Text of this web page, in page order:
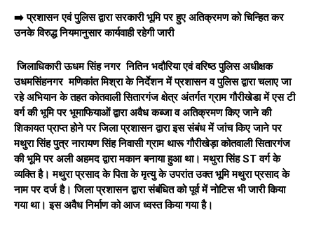
➡️ प्रशासन एवं पुलिस द्वारा सरकारी भूमि पर हुए अतिक्रमण को चिन्हित कर
उनके विरुद्ध नियमानुसार कार्यवाही रहेगी जारी
जिलाधिकारी ऊधम सिंह नगर नितिन भदौरिया एवं वरिष्ठ पुलिस अधीक्षक
उधमसिंहनगर मणिकांत मिश्रा के निर्देशन में प्रशासन व पुलिस द्वारा चलाए जा
रहे अभियान के तहत कोतवाली सितारगंज क्षेत्र अंतर्गत ग्राम गौरीखेडा में एस टी
वर्ग की भूमि पर भूमाफियाओं द्वारा अवैध कब्जा व अतिक्रमण किए जाने की
शिकायत प्राप्त होने पर जिला प्रशासन द्वारा इस संबंध में जांच किए जाने पर
मथुरा सिंह पुत्र नारायण सिंह निवासी ग्राम थारू गौरीखेड़ा कोतवाली सितारगंज
की भूमि पर अली अहमद द्वारा मकान बनाया हुआ था। मथुरा सिंह ST वर्ग के
व्यक्ति है। मथुरा प्रसाद के पिता के मृत्यु के उपरांत उक्त भूमि मथुरा प्रसाद के
नाम पर दर्ज है। जिला प्रशासन द्वारा संबंधित को पूर्व में नोटिस भी जारी किया
गया था। इस अवैध निर्माण को आज ध्वस्त किया गया है।